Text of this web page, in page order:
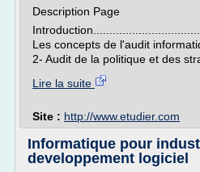
Description Page
Les concepts de l'audit
2- Audit de la politique et des
Lire la suite
Site : http://www.etudier.com
Informatique pour
developpement logiciel